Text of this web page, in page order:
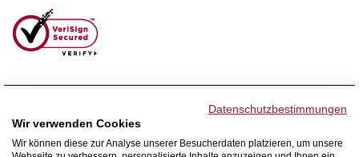
Datenschutzbestimmungen
Wir verwenden Cookies
Wir können diese zur Analyse unserer Besucherdaten platzieren, um unsere